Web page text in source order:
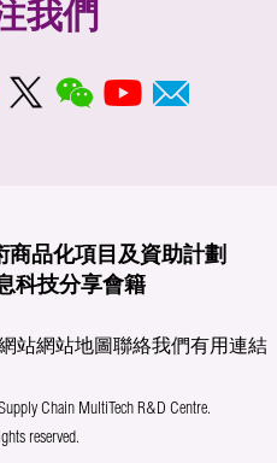
我們
商品化項目及資助計劃
科技分享會籍
站網站地圖聯絡我們有用連結
Chain MultiTech R&D Centre.
reserved.